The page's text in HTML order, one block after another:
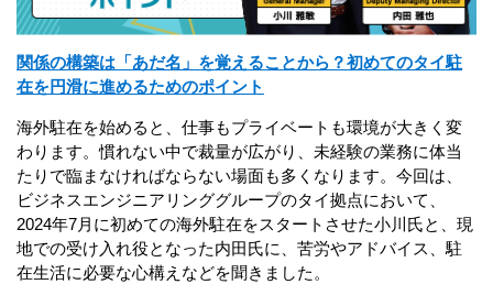
関係の構築は「あだ名」を覚えることから？初めてのタイ駐
在を円滑に進めるためのポイント
海外駐在を始めると、仕事もプライベートも環境が大きく変
わります。慣れない中で裁量が広がり、未経験の業務に体当
たりで臨まなければならない場面も多くなります。今回は、
ビジネスエンジニアリンググループのタイ拠点において、
2024年7月に初めての海外駐在をスタートさせた小川氏と、現
地での受け入れ役となった内田氏に、苦労やアドバイス、駐
在生活に必要な心構えなどを聞きました。